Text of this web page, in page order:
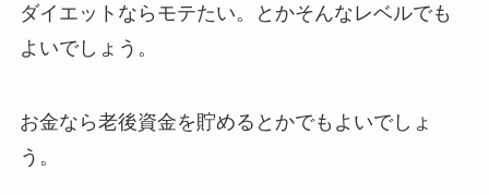
ダイエットならモテたい。とかそんなレベルでも
よいでしょう。
お金なら老後資金を貯めるとかでもよいでしょ
う。